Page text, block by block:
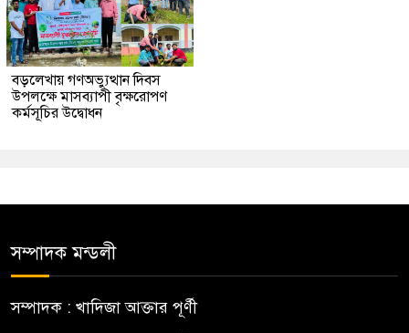
বড়লেখায় গণঅভ্যুত্থান দিবস
উপলক্ষে মাসব্যাপী বৃক্ষরোপণ
কর্মসূচির উদ্বোধন
সম্পাদক মন্ডলী
সম্পাদক : খাদিজা আক্তার পূর্ণী